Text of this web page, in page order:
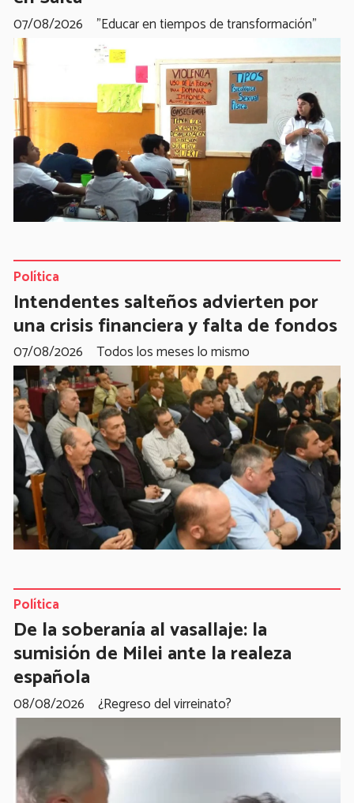
"Educar en tiempos de transformación"
07/08/2026
Intendentes salteños advierten por
una crisis financiera y falta de fondos
Todos los meses lo mismo
Política
07/08/2026
De la soberanía al vasallaje: la
sumisión de Milei ante la realeza
española
¿Regreso del virreinato?
Política
08/08/2026